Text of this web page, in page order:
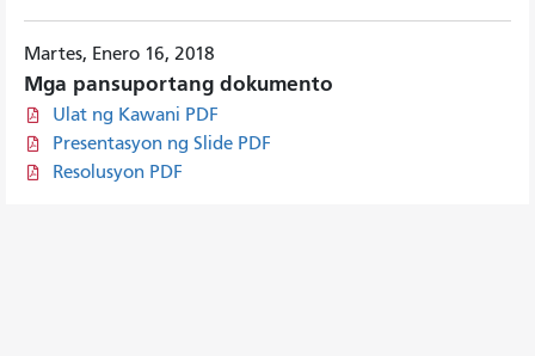
Martes, Enero 16, 2018
Mga pansuportang dokumento
Ulat ng Kawani PDF
Presentasyon ng Slide PDF
Resolusyon PDF